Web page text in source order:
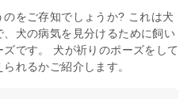
をご存知でしょうか? これは犬
犬の病気を見分けるために飼い
です。 犬が祈りのポーズをして
れるかご紹介します。